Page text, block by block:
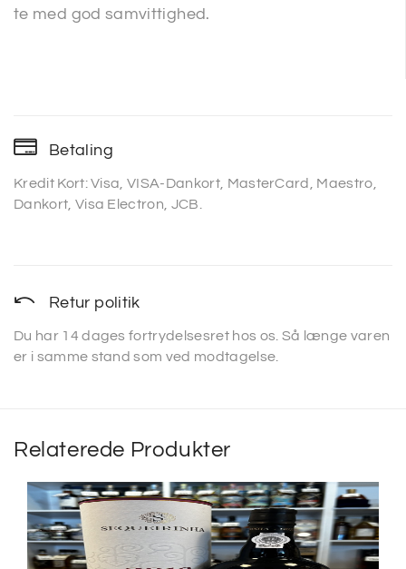
te med god samvittighed.
Betaling
Kredit Kort: Visa, VISA-Dankort, MasterCard, Maestro,
Dankort, Visa Electron, JCB.
Retur politik
Du har 14 dages fortrydelsesret hos os. Så længe varen
er i samme stand som ved modtagelse.
Relaterede Produkter